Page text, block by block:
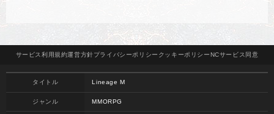
サービス 利用規約運営方針プライバシーポリシー クッキーポリシーNCサービス 同意
タイトル Lineage M
ジャンル MMORPG